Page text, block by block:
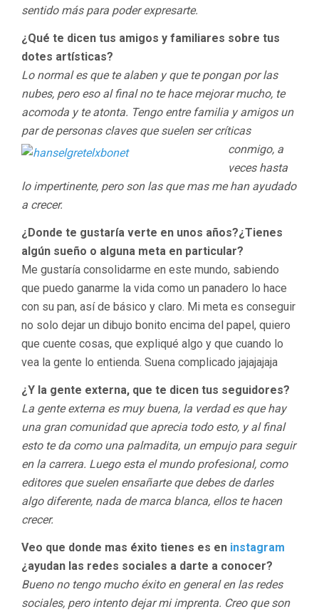
sentido más para poder expresarte.
¿Qué te dicen tus amigos y familiares sobre tus
dotes artísticas?
Lo normal es que te alaben y que te pongan por las
nubes, pero eso al final no te hace mejorar mucho, te
acomoda y te atonta. Tengo entre familia y amigos un
par de personas claves que suelen ser críticas
conmigo, a
veces hasta
lo impertinente, pero son las que mas me han ayudado
a crecer.
¿Donde te gustaría verte en unos años?¿Tienes
algún sueño o alguna meta en particular?
Me gustaría consolidarme en este mundo, sabiendo
que puedo ganarme la vida como un panadero lo hace
con su pan, así de básico y claro. Mi meta es conseguir
no solo dejar un dibujo bonito encima del papel, quiero
que cuente cosas, que expliqué algo y que cuando lo
vea la gente lo entienda. Suena complicado jajajajaja
¿Y la gente externa, que te dicen tus seguidores?
La gente externa es muy buena, la verdad es que hay
una gran comunidad que aprecia todo esto, y al final
esto te da como una palmadita, un empujo para seguir
en la carrera. Luego esta el mundo profesional, como
editores que suelen ensañarte que debes de darles
algo diferente, nada de marca blanca, ellos te hacen
crecer.
Veo que donde mas éxito tienes es en instagram
¿ayudan las redes sociales a darte a conocer?
Bueno no tengo mucho éxito en general en las redes
sociales, pero intento dejar mi imprenta. Creo que son